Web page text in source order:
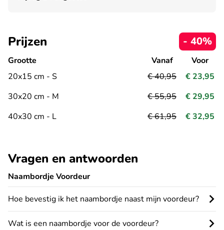
Vragen en antwoorden
Naambordje Voordeur
Hoe bevestig ik het naambordje naast mijn voordeur?
Wat is een naambordje voor de voordeur?
Prijzen - 40%
Grootte
20x15 cm - S
30x20 cm - M
40x30 cm - L
Vanaf
€ 40,95
€ 55,95
€ 61,95
Voor
€ 23,95
€ 29,95
€ 32,95